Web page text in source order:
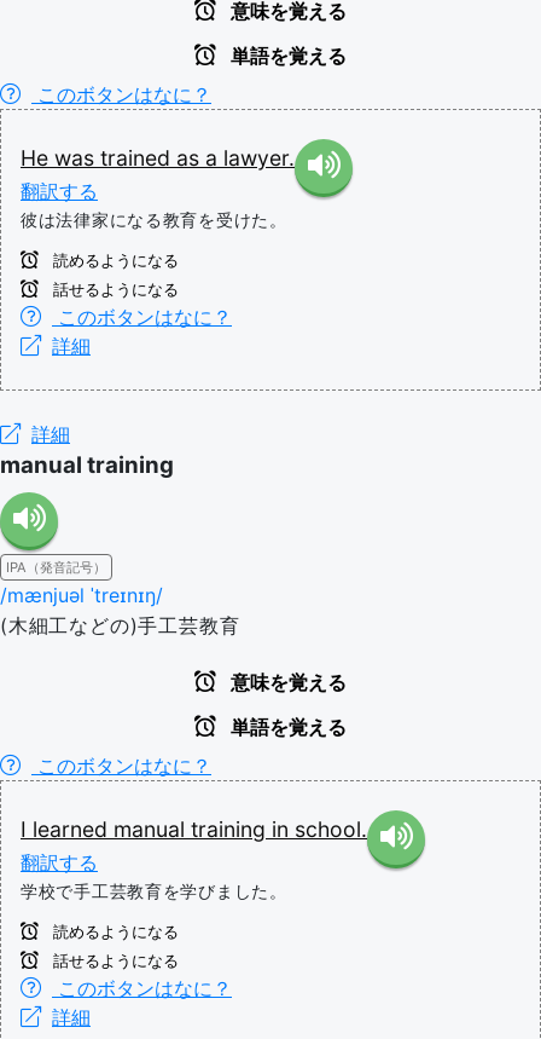
意味を覚える
単語を覚える
このボタンはなに？
He was trained as a lawyer.
翻訳する
彼は法律家になる教育を受けた。
読めるようになる
話せるようになる
このボタンはなに？
詳細
詳細
manual training
IPA（発音記号）
/mænjuəl ˈtreɪnɪŋ/
(木細工などの)手工芸教育
意味を覚える
単語を覚える
このボタンはなに？
I learned manual training in school.
翻訳する
学校で手工芸教育を学びました。
読めるようになる
話せるようになる
このボタンはなに？
詳細